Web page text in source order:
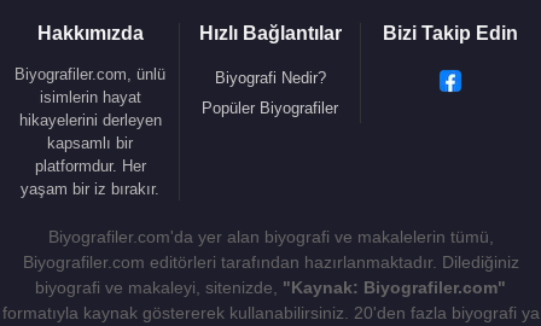
Hakkımızda
Biyografiler.com, ünlü
isimlerin hayat
hikayelerini derleyen
kapsamlı bir
platformdur. Her
yaşam bir iz bırakır.
Hızlı Bağlantılar
Biyografi Nedir?
Popüler Biyografiler
Bizi Takip Edin
Biyografiler.com'da yer alan biyografi ve makalelerin tümü,
Biyografiler.com editörleri tarafından hazırlanmaktadır. Dilediğiniz
biyografi ve makaleyi, sitenizde, "Kaynak: Biyografiler.com"
formatıyla kaynak göstererek kullanabilirsiniz. 20'den fazla biyografi ya